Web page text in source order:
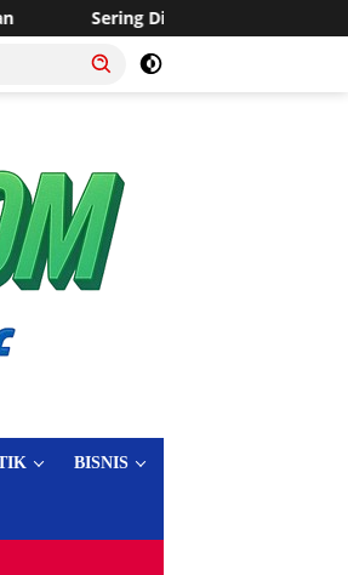
Desa Sukaraja Usulkan
BISNIS